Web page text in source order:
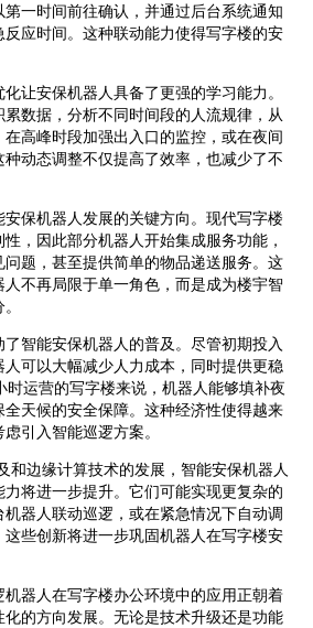
一时间前往确认，并通过后台系统通知
应时间。这种联动能力使得写字楼的安
让安保机器人具备了更强的学习能力。
数据，分析不同时间段的人流规律，从
高峰时段加强出入口的监控，或在夜间
动态调整不仅提高了效率，也减少了不
安保机器人发展的关键方向。现代写字楼
，因此部分机器人开始集成服务功能，
题，甚至提供简单的物品递送服务。这
不再局限于单一角色，而是成为楼宇智
智能安保机器人的普及。尽管初期投入
可以大幅减少人力成本，同时提供更稳
时运营的写字楼来说，机器人能够填补夜
天候的安全保障。这种经济性使得越来
引入智能巡逻方案。
和边缘计算技术的发展，智能安保机器人
将进一步提升。它们可能实现更复杂的
器人联动巡逻，或在紧急情况下自动调
这些创新将进一步巩固机器人在写字楼安
器人在写字楼办公环境中的应用正朝着
的方向发展。无论是技术升级还是功能